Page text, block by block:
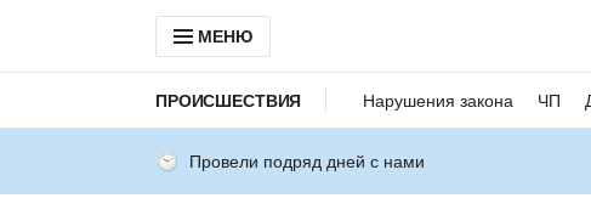
МЕНЮ
ПРОИСШЕСТВИЯ Нарушения закона ЧП
Провели подряд дней с нами